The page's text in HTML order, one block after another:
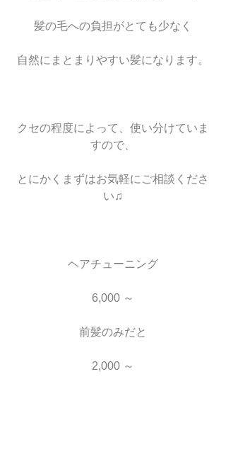
髪の毛への負担がとても少なく
自然にまとまりやすい髪になります。
クセの程度によって、使い分けていま
すので、
とにかくまずはお気軽にご相談くださ
い♫
ヘアチューニング
6,000 ～
前髪のみだと
2,000 ～